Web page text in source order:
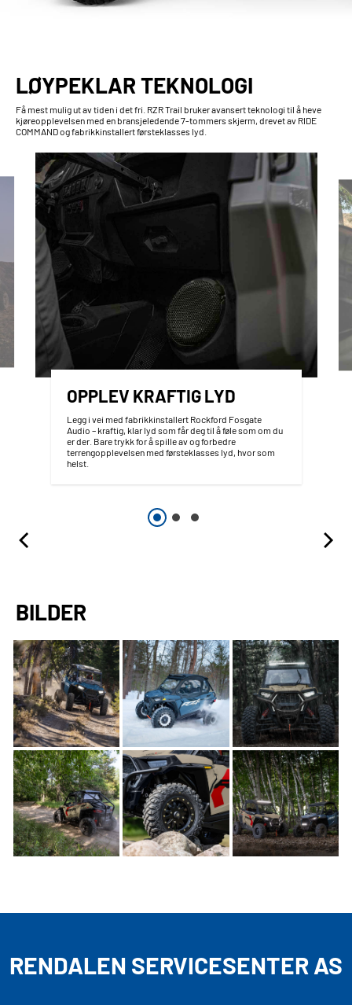
LØYPEKLAR TEKNOLOGI
Få mest mulig ut av tiden i det fri. RZR Trail bruker avansert teknologi til å heve
kjøreopplevelsen med en bransjeledende 7-tommers skjerm, drevet av RIDE
COMMAND og fabrikkinstallert førsteklasses lyd.
OPPLEV KRAFTIG LYD
Legg i vei med fabrikkinstallert Rockford Fosgate
Audio – kraftig, klar lyd som får deg til å føle som om du
er der. Bare trykk for å spille av og forbedre
terrengopplevelsen med førsteklasses lyd, hvor som
helst.
BILDER
RENDALEN SERVICESENTER AS